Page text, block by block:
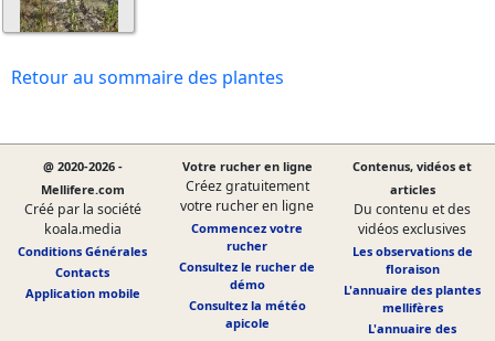
Retour au sommaire des plantes
@ 2020-2026 -
Mellifere.com
Créé par la société
koala.media
Conditions Générales
Contacts
Application mobile
Votre rucher en ligne
Créez gratuitement
votre rucher en ligne
Commencez votre
rucher
Consultez le rucher de
démo
Consultez la météo
apicole
Contenus, vidéos et
articles
Du contenu et des
vidéos exclusives
Les observations de
floraison
L'annuaire des plantes
mellifères
L'annuaire des